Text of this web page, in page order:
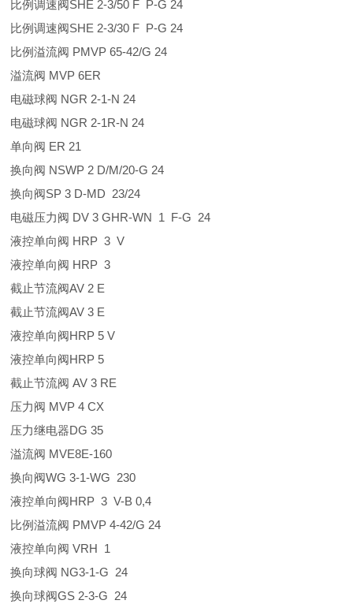
比例调速阀SHE 2-3/50 F P-G 24
比例调速阀SHE 2-3/30 F P-G 24
比例溢流阀 PMVP 65-42/G 24
溢流阀 MVP 6ER
电磁球阀 NGR 2-1-N 24
电磁球阀 NGR 2-1R-N 24
单向阀 ER 21
换向阀 NSWP 2 D/M/20-G 24
换向阀SP 3 D-MD 23/24
电磁压力阀 DV 3 GHR-WN 1 F-G 24
液控单向阀 HRP 3 V
液控单向阀 HRP 3
截止节流阀AV 2 E
截止节流阀AV 3 E
液控单向阀HRP 5 V
液控单向阀HRP 5
截止节流阀 AV 3 RE
压力阀 MVP 4 CX
压力继电器DG 35
溢流阀 MVE8E-160
换向阀WG 3-1-WG 230
液控单向阀HRP 3 V-B 0,4
比例溢流阀 PMVP 4-42/G 24
液控单向阀 VRH 1
换向球阀 NG3-1-G 24
换向球阀GS 2-3-G 24